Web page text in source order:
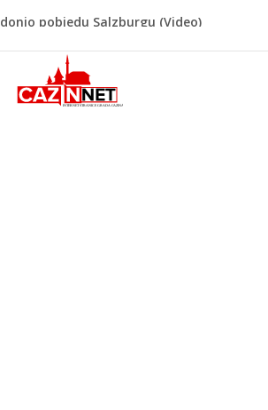
“Pečat slobodi 2026”: U Tržačkoj Rašteli
Unsko-sanskog kantona
Porodica iz Krajine u centru afere,
gradonačelnik Kelna pokrenuo istragu